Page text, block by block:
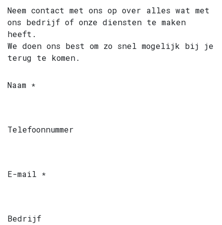
Neem contact met ons op over alles wat met
ons bedrijf of onze diensten te maken
heeft.
We doen ons best om zo snel mogelijk bij je
terug te komen.
Naam *
Telefoonnummer
E-mail *
Bedrijf